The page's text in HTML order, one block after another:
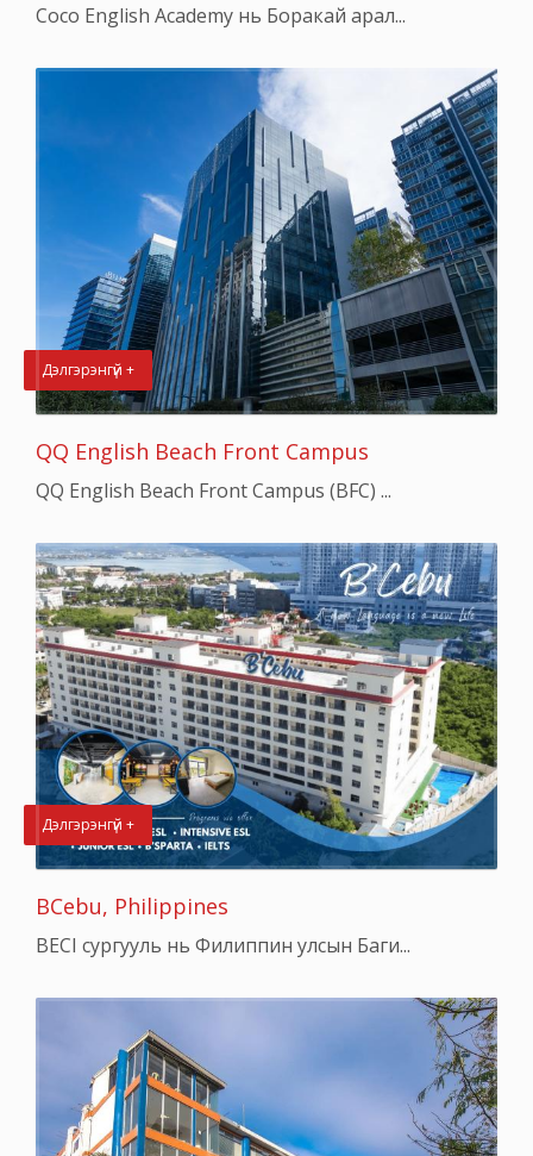
Coco English Academy нь Боракай арал...
Дэлгэрэнгүй +
QQ English Beach Front Campus
QQ English Beach Front Campus (BFC) ...
Дэлгэрэнгүй +
BCebu, Philippines
BECI сургууль нь Филиппин улсын Баги...